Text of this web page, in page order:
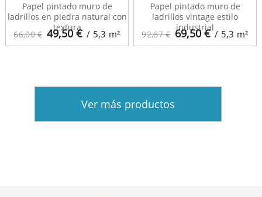
66,00 € 49,50€ / 5,3 m²
Papel pintado muro de
ladrillos en piedra natural con
textura
92,67 € 69,50€ / 5,3 m²
Papel pintado muro de
ladrillos vintage estilo
industrial
Ver más productos